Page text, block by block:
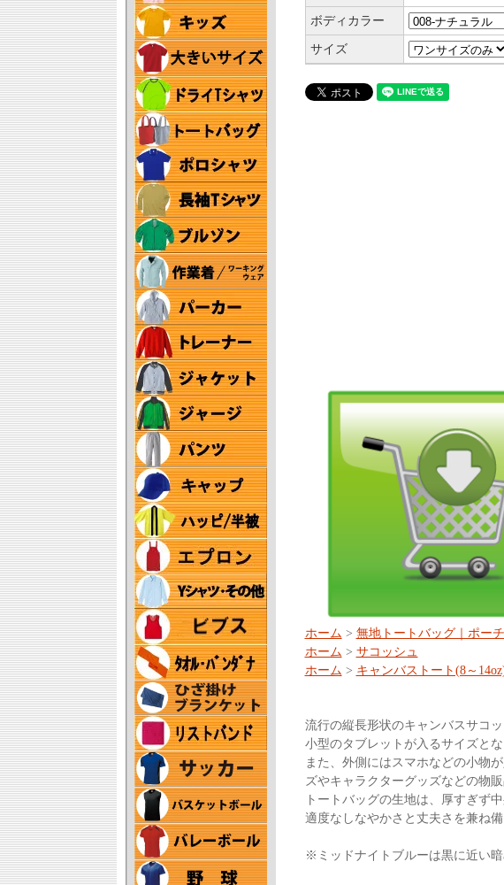
ボディカラー
サイズ
ホーム > 無地トートバッグ｜ポー
ホーム > サコッシュ
ホーム > キャンバストート(8～
流行の縦長形状のキャンバスサコッ
小型のタブレットが入るサイズとな
また、外側にはスマホなどの小物
ズやキャラクターグッズなどの物
トートバッグの生地は、厚すぎず
適度なしなやかさと丈夫さを兼ね
※ミッドナイトブルーは黒に近い暗